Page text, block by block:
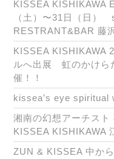
KISSEA KISHIKAWA
（土）〜31日（日
RESTRANT&BAR 藤
KISSEA KISHIKAWA
ルへ出展 虹のかけら
催！！
kissea’s eye spiritual
湘南の幻想アーチスト
KISSEA KISHIKAWA
ZUN & KISSEA 中か